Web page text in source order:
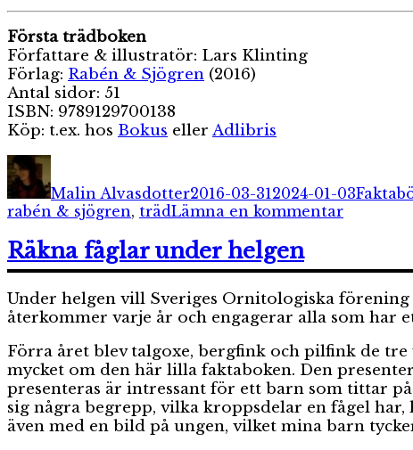
Första trädboken
Författare & illustratör: Lars Klinting
Förlag: Rabén & Sjögren (2016)
Antal sidor: 51
ISBN: 9789129700138
Köp: t.ex. hos Bokus eller Adlibris
Författare
Malin Alvasdotter2016-03-31 2024-01-03
rabén & sjögren, trädLämna en kommentartill
Räkna fåglar under helgen
Under helgen vill Sveriges Ornitologiska
återkommer varje år och engagerar alla som har
Förra året blev talgoxe, bergfink och pilfink de tre
mycket om den här lilla faktaboken. Den
presenteras är intressant för ett barn som tittar
sig några begrepp, vilka kroppsdelar en fågel
även med en bild på ungen, vilket mina barn